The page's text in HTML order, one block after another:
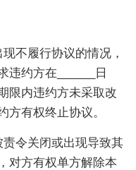
不履行协议的情况，
违约方在______日
限内违约方未采取改
方有权终止协议。
令关闭或出现导致其
对方有权单方解除本